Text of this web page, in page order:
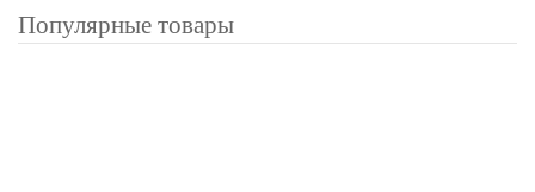
Популярные товары